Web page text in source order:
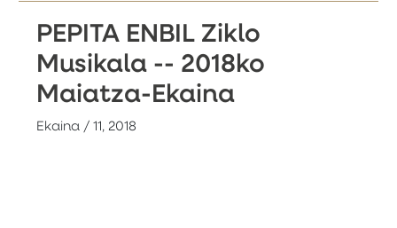
PEPITA ENBIL Ziklo
Musikala -- 2018ko
Maiatza-Ekaina
Ekaina / 11, 2018